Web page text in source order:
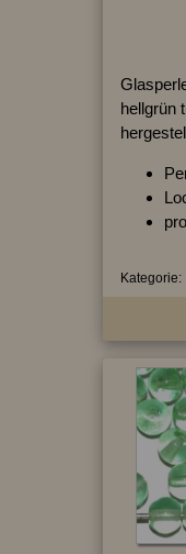
hellgrün
Kategorie: